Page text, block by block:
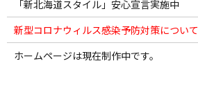
「新北海道スタイル」安心宣言実施中
新型コロナウィルス感染予防対策について
ホームページは現在制作中です。